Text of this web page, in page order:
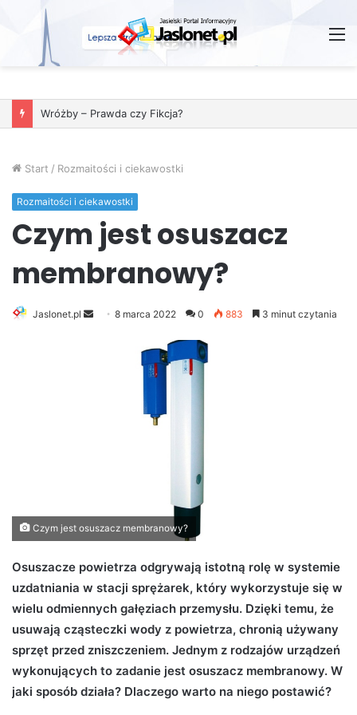
Wróżby – Prawda czy Fikcja?
Start / Rozmaitości i ciekawostki
Rozmaitości i ciekawostki
Czym jest osuszacz
membranowy?
Jaslonet.pl 8 marca 2022 0 883 3 minut czytania
Czym jest osuszacz membranowy?
Osuszacze powietrza odgrywają istotną rolę w systemie
uzdatniania w stacji sprężarek, który wykorzystuje się w
wielu odmiennych gałęziach przemysłu. Dzięki temu, że
usuwają cząsteczki wody z powietrza, chronią używany
sprzęt przed zniszczeniem. Jednym z rodzajów urządzeń
wykonujących to zadanie jest osuszacz membranowy. W
jaki sposób działa? Dlaczego warto na niego postawić?